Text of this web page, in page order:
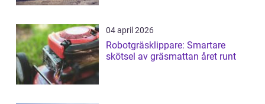
04 april 2026
Robotgräsklippare: Smartare
skötsel av gräsmattan året runt